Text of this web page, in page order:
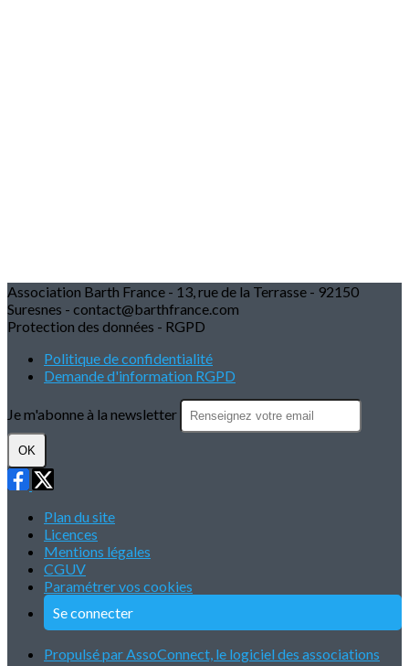
Association Barth France - 13, rue de la Terrasse - 92150
Suresnes - contact@barthfrance.com
Protection des données - RGPD
Politique de confidentialité
Demande d'information RGPD
Je m'abonne à la newsletter
OK
Plan du site
Licences
Mentions légales
CGUV
Paramétrer vos cookies
Se connecter
Propulsé par AssoConnect, le logiciel des associations